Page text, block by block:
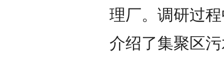
理厂。调研过
介绍了集聚区